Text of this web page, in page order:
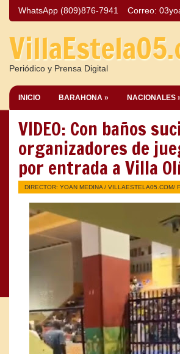
WhatsApp (809)876-7941 Correo:
Periódico y Prensa Digital
INICIO BARAHONA » NACIONALES
VIDEO: Con baños
organizadores de
por entrada a Villa
DIRECTOR: YOAN MEDINA / VILLAESTELA05.COM/